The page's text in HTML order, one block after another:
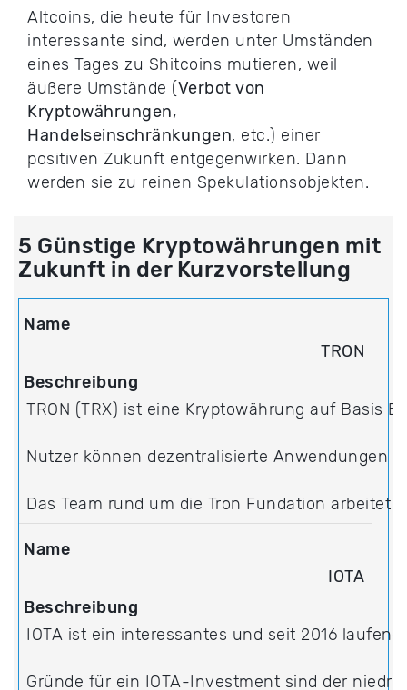
Altcoins, die heute für Investoren
interessante sind, werden unter Umständen
eines Tages zu Shitcoins mutieren, weil
äußere Umstände (Verbot von
Kryptowährungen,
Handelseinschränkungen, etc.) einer
positiven Zukunft entgegenwirken. Dann
werden sie zu reinen Spekulationsobjekten.
5 Günstige Kryptowährungen mit
Zukunft in der Kurzvorstellung
TRON
TRON (TRX) ist eine Kryptowährung auf Basis
Nutzer können dezentralisierte Anwendungen
Das Team rund um die Tron Fundation
IOTA
IOTA ist ein interessantes und seit 2016
Gründe für ein IOTA-Investment sind der